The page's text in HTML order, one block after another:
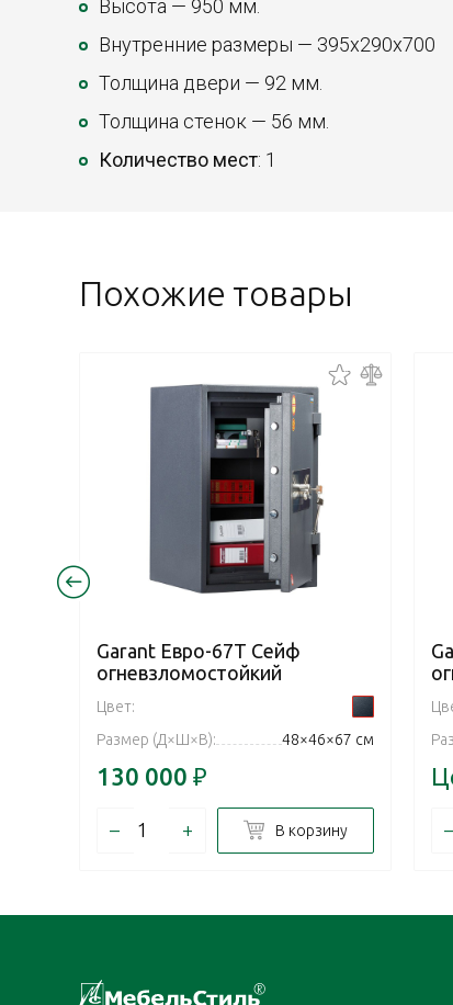
Высота — 950 мм.
Внутренние размеры — 395х290х700
Толщина двери — 92 мм.
Толщина стенок — 56 мм.
Количество мест: 1
Похожие товары
Garant Евро-67Т Сейф
огневзломостойкий
Цвет:
Размер (Д×Ш×В):
48×46×67 см
130 000 ₽
– + В корзину –